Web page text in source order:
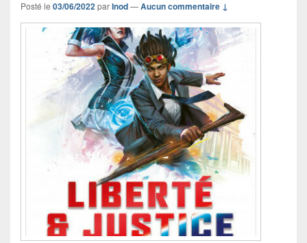
Posté le 03/06/2022parInod—Aucun commentaire ↓